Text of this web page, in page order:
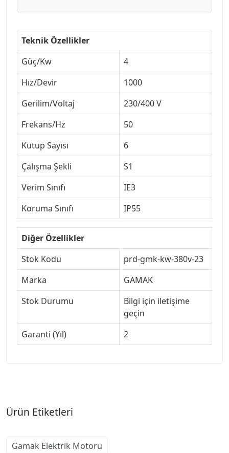
Teknik Özellikler
Güç/Kw
4
Hız/Devir
1000
Gerilim/Voltaj
230/400 V
Frekans/Hz
50
Kutup Sayısı
6
Çalışma Şekli
S1
Verim Sınıfı
IE3
Koruma Sınıfı
IP55
Diğer Özellikler
Stok Kodu
prd-gmk-kw-380v-23
Marka
GAMAK
Stok Durumu
Bilgi için iletişime
geçin
Garanti (Yıl)
2
Ürün Etiketleri
Gamak Elektrik Motoru